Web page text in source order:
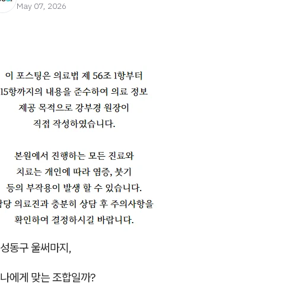
May 07, 2026
성동구 울써마지,
나에게 맞는 조합일까?